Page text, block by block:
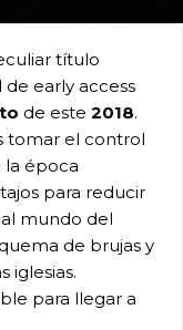
título
de early access
de este 2018.
tomar el control
la época
para reducir
mundo del
de brujas y
iglesias.
para llegar a